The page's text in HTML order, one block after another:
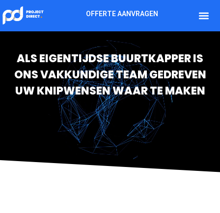
OFFERTE AANVRAGEN
ALS EIGENTIJDSE BUURTKAPPER IS
ONS VAKKUNDIGE TEAM GEDREVEN
UW KNIPWENSEN WAAR TE MAKEN